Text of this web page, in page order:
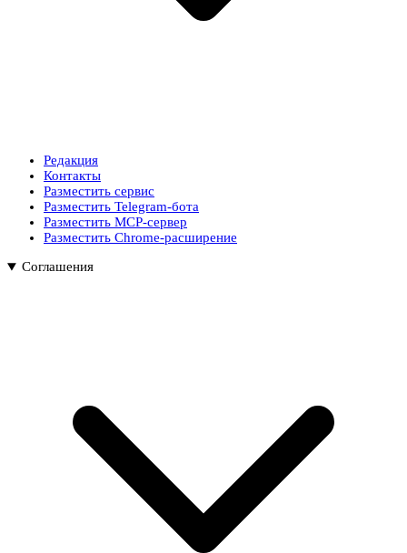
Редакция
Контакты
Разместить сервис
Разместить Telegram-бота
Разместить MCP-сервер
Разместить Chrome-расширение
Соглашения